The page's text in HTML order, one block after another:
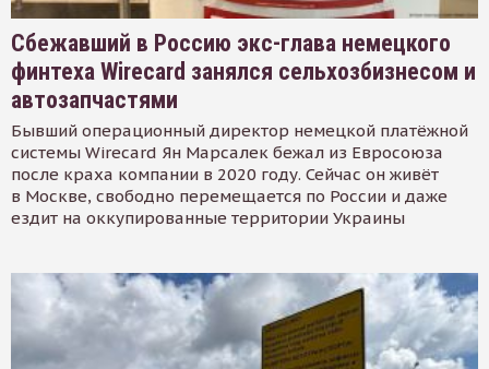
Сбежавший в Россию экс-глава немецкого
финтеха Wirecard занялся сельхозбизнесом и
автозапчастями
Бывший операционный директор немецкой платёжной
системы Wirecard Ян Марсалек бежал из Евросоюза
после краха компании в 2020 году. Сейчас он живёт
в Москве, свободно перемещается по России и даже
ездит на оккупированные территории Украины